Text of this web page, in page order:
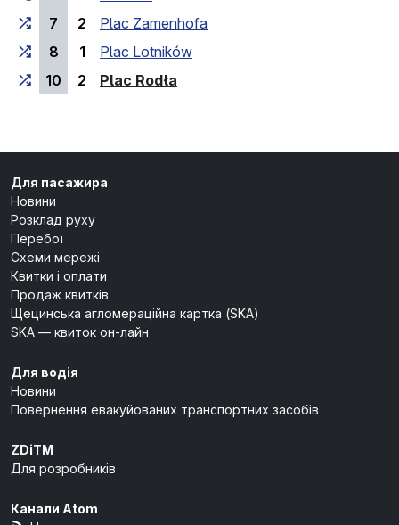
7
2
Plac Zamenhofa
8
1
Plac Lotników
10
2 Plac Rodła
Для пасажира
Новини
Розклад руху
Перебої
Схеми мережі
Квитки і оплати
Продаж квитків
Щецинська агломераційна картка (SKA)
SKA — квиток он-лайн
Для водія
Новини
Повернення евакуйованих транспортних засобів
ZDiTM
Для розробників
Канали Atom